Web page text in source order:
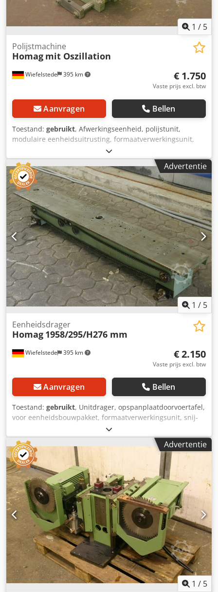
1 / 5
Wiefelstede 395 km
Polijstmachine
Homag mit Oszillation
€ 1.750
Vaste prijs excl. btw
Aanvragen Bellen
Toestand: gebruikt, Afwerkingseenheid, polijstunit,
modulaire eenheidsuitrusting, formaatverwerkingsunit,
dubbelzijdige profiler, randverwerkingsmachine, na de
schraper voor randverwerkingsmachine -HOMAG-
afwerkingseenheid voor het aanbrengen van
reinigingsmiddelen met poetsinrichting voor het
verwijderen van lijmresten op PVC-randen -met oscillatie -
Zweven -kant: verstelbaar -hoogte: instelbaar -Aantal: 4x
beschikbaar Dodpfxeb Sc Sxj Adisck -Prijs: per stuk -Maten:
580/350/H460 mm -gewicht: 28 kg
Advertentie
1 / 5
Wiefelstede 395 km
Eenheidsdrager
Homag 1958/295/H276 mm
€ 2.150
Vaste prijs excl. btw
Aanvragen Bellen
Toestand: gebruikt, Unitdrager, opspanplaatdoorvoertafel,
voor eenheidsbouwpakket, formaatverwerkingsunit, snij-
unit, freesunit, profielfreesunit, voegfreesunit, snij-unit,
dubbelzijdige profilering, kantenbewerkingsmachine,
scoremotor, versnipperaarmotor, freesmotor voor
kantenbewerkingsmachine -HOMAG eenheidsdrager voor
freesunits -met zwaar leiderschap -lateraal verplaatsbaar -
met een teller -Tafelhoogte: 276 mm -Tafeloppervlak: 1958
x 295 mm -Tabeldikte: 18 mm -Prijs: per stuk -Aantal: 2x
beschikbaar -Maten: 1958/295/H276 mm -gewicht: 208 kg
Djdeb Uhpaopfx Adieck
Advertentie
1 / 5